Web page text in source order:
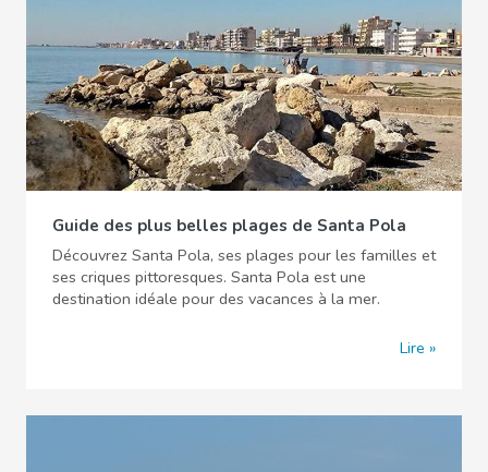
Guide des plus belles plages de Santa Pola
Découvrez Santa Pola, ses plages pour les familles et
ses criques pittoresques. Santa Pola est une
destination idéale pour des vacances à la mer.
Lire